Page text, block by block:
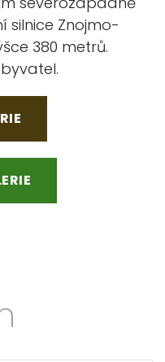
silnice Znojmo-
380 metrů.